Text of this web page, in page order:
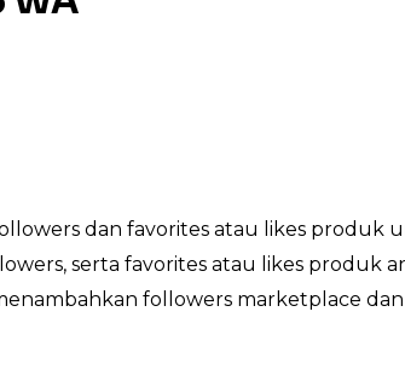
dan favorites atau likes produk
serta favorites atau likes produk
followers marketplace